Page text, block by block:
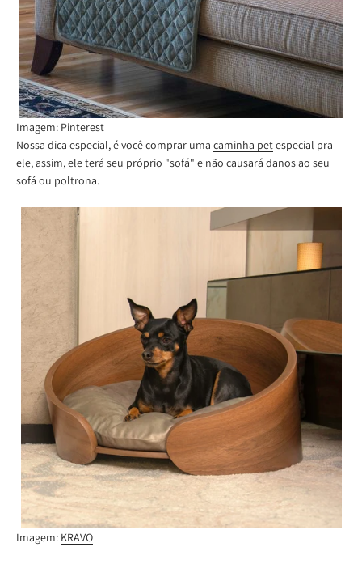
Imagem: Pinterest
Nossa dica especial, é você comprar uma caminha petespecial pra
ele, assim, ele terá seu próprio "sofá" e não causará danos ao seu
sofá ou poltrona.
Imagem: KRAVO